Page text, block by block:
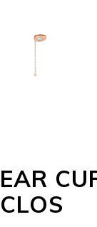
EAR
CLOS